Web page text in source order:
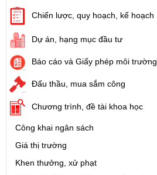
Chiến lược, quy hoạch, kế hoạch
Dự án, hạng mục đầu tư
Báo cáo và Giấy phép môi trường
Đấu thầu, mua sắm công
Chương trình, đề tài khoa học
Công khai ngân sách
Giá thị trường
Khen thưởng, xử phạt